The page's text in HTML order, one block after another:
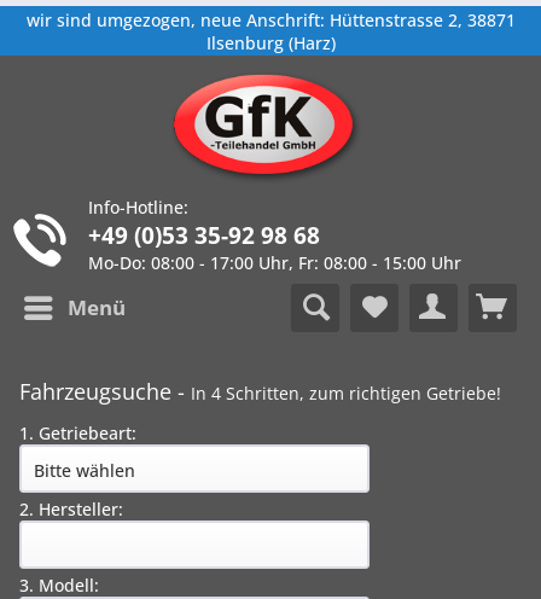
wir sind umgezogen, neue Anschrift: Hüttenstrasse 2, 38871
Ilsenburg (Harz)
Info-Hotline:
+49 (0)53 35-92 98 68
Mo-Do: 08:00 - 17:00 Uhr, Fr: 08:00 - 15:00 Uhr
Menü
Fahrzeugsuche - In 4 Schritten, zum richtigen Getriebe!
1. Getriebeart:
2. Hersteller:
3. Modell: